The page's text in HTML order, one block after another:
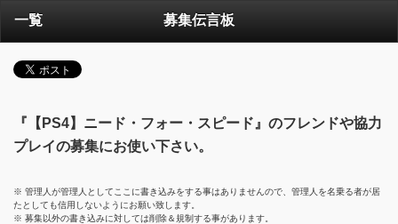
一覧 募集伝言板
『【PS4】ニード・フォー・スピード』のフレンドや協力
プレイの募集にお使い下さい。
※ 管理人が管理人としてここに書き込みをする事はありませんので、管理人を名乗る者が居
たとしても信用しないようにお願い致します。
※ 募集以外の書き込みに対しては削除＆規制する事があります。